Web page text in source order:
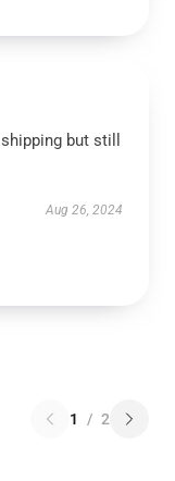
but still
Aug 26, 2024
1 / 2